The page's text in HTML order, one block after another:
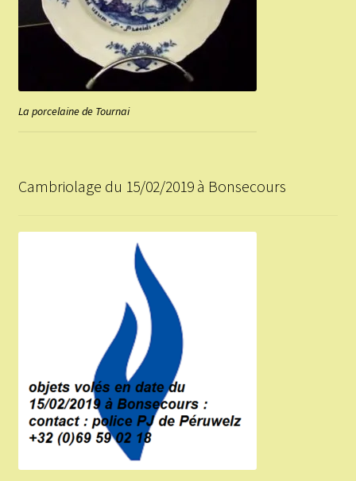
La porcelaine de Tournai
Cambriolage du 15/02/2019 à Bonsecours